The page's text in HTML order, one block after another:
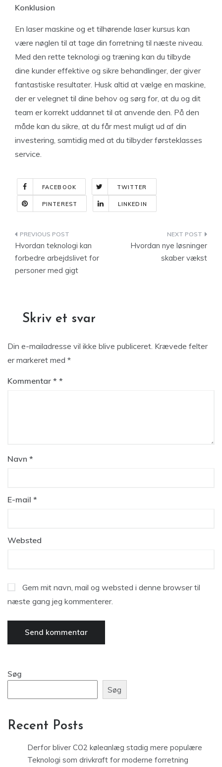
Konklusion
En laser maskine og et tilhørende laser kursus kan
være nøglen til at tage din forretning til næste niveau.
Med den rette teknologi og træning kan du tilbyde
dine kunder effektive og sikre behandlinger, der giver
fantastiske resultater. Husk altid at vælge en maskine,
der er velegnet til dine behov og sørg for, at du og dit
team er korrekt uddannet til at anvende den. På den
måde kan du sikre, at du får mest muligt ud af din
investering, samtidig med at du tilbyder førsteklasses
service.
FACEBOOK TWITTER
PINTEREST LINKEDIN
Indlægsnavigation
Hvordan teknologi kan
forbedre arbejdslivet for
personer med gigt
Hvordan nye løsninger
skaber vækst
Skriv et svar
Din e-mailadresse vil ikke blive publiceret. Krævede felter
er markeret med *
Kommentar *
Navn *
E-mail *
Websted
Gem mit navn, mail og websted i denne browser til
næste gang jeg kommenterer.
Søg
Søg
Recent Posts
Derfor bliver CO2 køleanlæg stadig mere populære
Teknologi som drivkraft for moderne forretning